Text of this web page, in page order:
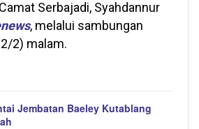
Serbajadi, Syahdannur
, melalui sambungan
2) malam.
Jembatan Baeley Kutablang